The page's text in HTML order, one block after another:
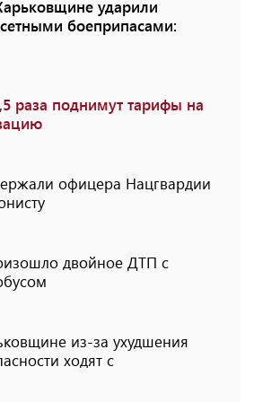
ударили
боеприпасами:
раза поднимут тарифы на
офицера Нацгвардии
двойное ДТП с
из-за ухудшения
ходят с